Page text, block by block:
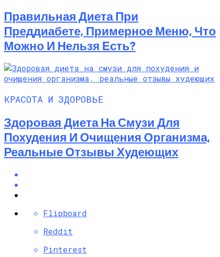
Правильная Диета При
Преддиабете, Примерное Меню, Что
Можно И Нельзя Есть?
КРАСОТА И ЗДОРОВЬЕ
Здоровая Диета На Смузи Для
Похудения И Очищения Организма,
Реальные Отзывы Худеющих
Flipboard
Reddit
Pinterest